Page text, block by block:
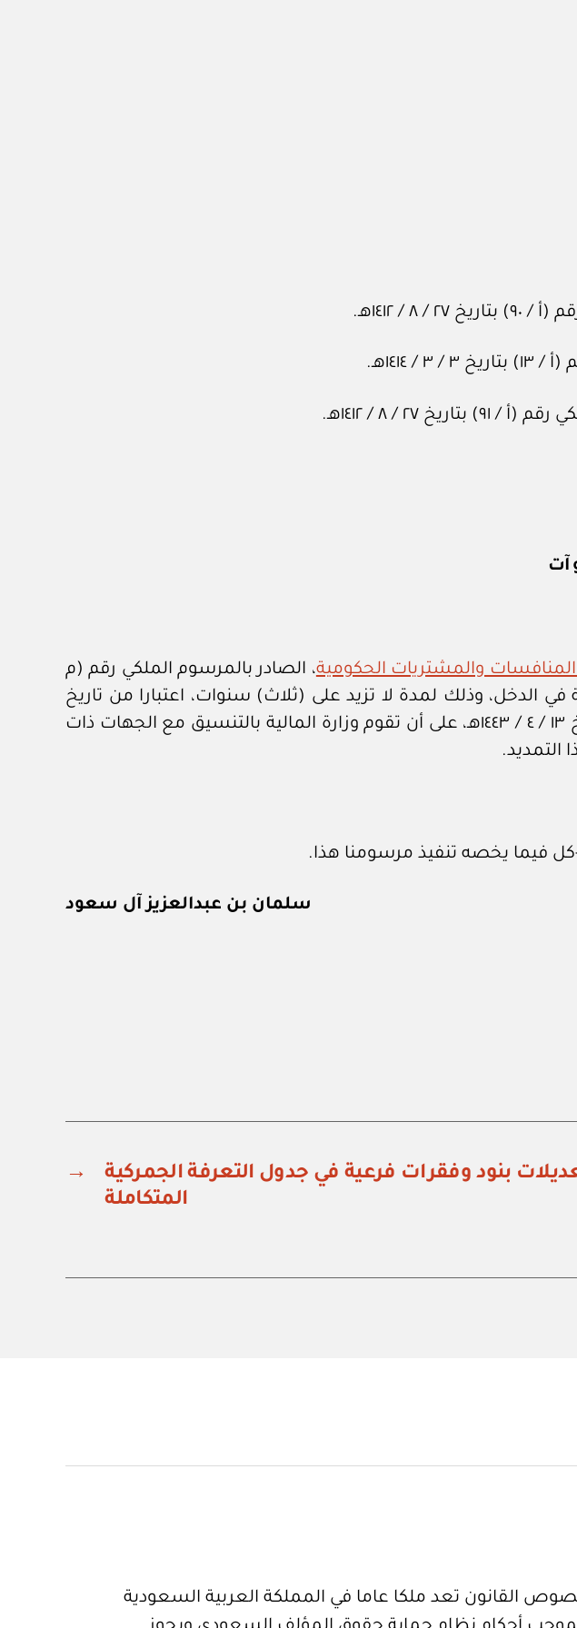
١٤١٢هـ.
/ ٨ / ١٤١٢هـ.
آت
المنافسات والمشتريات الحكومية، الصادر بالمرسوم الملكي رقم (م
المشاركة في الدخل، وذلك لمدة لا تزيد على (ثلاث) سنوات، اعتبارا من تاريخ
انتهاء المدة المحددة في البند (ثانيا) من المرسوم الملكي رقم (م / ٣٣) بتاريخ ١٣ / ٤ / ١٤٤٣هـ، على أن تقوم وزارة المالية بالتنسيق مع الجهات ذات
التمديد.
فيما يخصه تنفيذ مرسومنا هذا.
سلمان بن عبدالعزيز آل سعود
→
بنود وفقرات فرعية في جدول التعرفة الجمركية
المتكاملة
القانون تعد ملكا عاما في المملكة العربية السعودية